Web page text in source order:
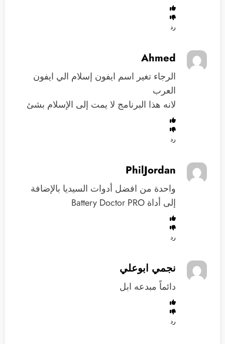
رد
Ahmed
الرجاء تغير اسم ايفون إسلام الي ايفون
العرب
لانه هذا البرنامج لا يمت إلى الإسلام بشئ
رد
PhilJordan
واحدة من افضل أدوات السيديا بالإضافة
إلى أداة Battery Doctor PRO
رد
نجمي ابوعلي
دائماً مبدعه ابل
رد